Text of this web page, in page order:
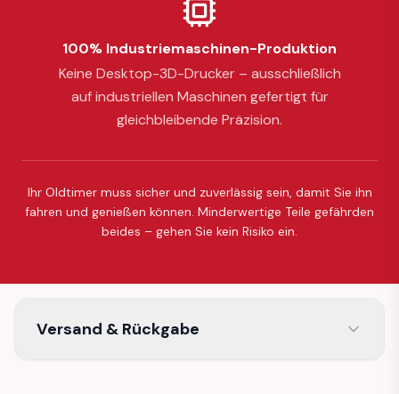
100% Industriemaschinen-Produktion
Keine Desktop-3D-Drucker – ausschließlich
auf industriellen Maschinen gefertigt für
gleichbleibende Präzision.
Ihr Oldtimer muss sicher und zuverlässig sein, damit Sie ihn
fahren und genießen können. Minderwertige Teile gefährden
beides – gehen Sie kein Risiko ein.
Versand & Rückgabe